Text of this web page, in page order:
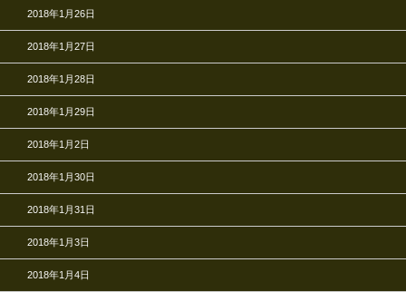
2018年1月26日
2018年1月27日
2018年1月28日
2018年1月29日
2018年1月2日
2018年1月30日
2018年1月31日
2018年1月3日
2018年1月4日